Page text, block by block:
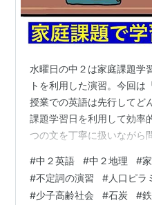
水曜日の中２は家庭課題学
トを利用した演習。​​​​​​​​​​​​今回
授業での英語は先行してど
課題学習日を利用して効率
つの文を丁寧に扱いながら
を大切にして、ワークにた
ならないのがＴＯＰ→ＰＡ
では、毎年夏休み終了まで
#中２英語 #中２地理 #
#不定詞の演習 #人口ピラ
#少子高齢社会 #石炭 #